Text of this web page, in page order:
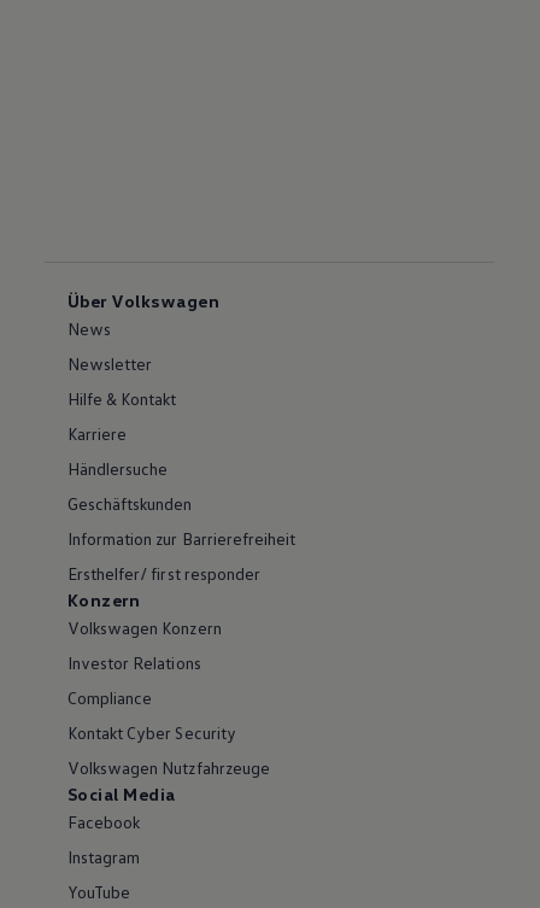
Über Volkswagen
News
Newsletter
Hilfe & Kontakt
Karriere
Händlersuche
Geschäftskunden
Information zur Barrierefreiheit
Ersthelfer/ first responder
Konzern
Volkswagen Konzern
Investor Relations
Compliance
Kontakt Cyber Security
Volkswagen Nutzfahrzeuge
Social Media
Facebook
Instagram
YouTube